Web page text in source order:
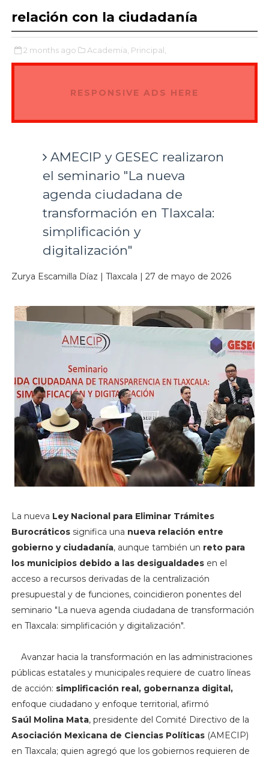
relación con la ciudadanía
2 months ago Academia, Principal,
RESPONSIVE ADS HERE
AMECIP y GESEC realizaron
el seminario "La nueva
agenda ciudadana de
transformación en Tlaxcala:
simplificación y
digitalización"
Zurya Escamilla Díaz | Tlaxcala | 27 de mayo de 2026
La nueva Ley Nacional para Eliminar Trámites
Burocráticossignifica una nueva relación entre
gobierno y ciudadanía, aunque también un reto para
los municipios debido a las desigualdadesen el
acceso a recursos derivadas de la centralización
presupuestal y de funciones, coincidieron ponentes del
seminario "La nueva agenda ciudadana de transformación
en Tlaxcala: simplificación y digitalización".
Avanzar hacia la transformación en las administraciones
públicas estatales y municipales requiere de cuatro líneas
de acción: simplificación real, gobernanza digital,
enfoque ciudadano y enfoque territorial, afirmó
Saúl Molina Mata, presidente del Comité Directivo de la
Asociación Mexicana de Ciencias Políticas (AMECIP)
en Tlaxcala; quien agregó que los gobiernos requieren de